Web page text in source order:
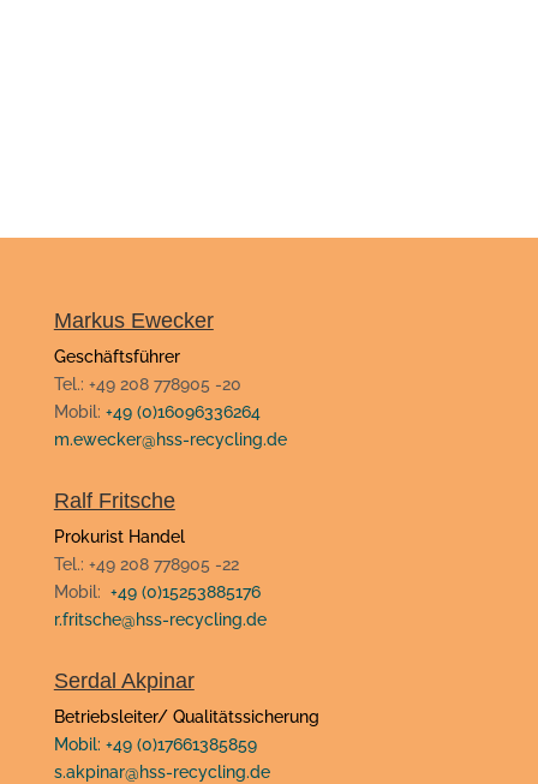
Markus Ewecker
Geschäftsführer
Tel.: +49 208 778905 -20
Mobil: +49 (0)16096336264
m.ewecker@hss-recycling.de
Ralf Fritsche
Prokurist Handel
Tel.: +49 208 778905 -22
Mobil: +49 (0)15253885176
r.fritsche@hss-recycling.de
Serdal Akpinar
Betriebsleiter/ Qualitätssicherung
Mobil: +49 (0)17661385859
s.akpinar@hss-recycling.de